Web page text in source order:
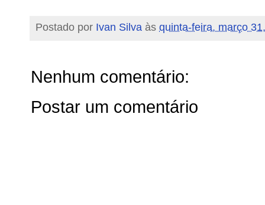
Postado por Ivan Silva às quinta-feira, março
Nenhum comentário:
Postar um comentário